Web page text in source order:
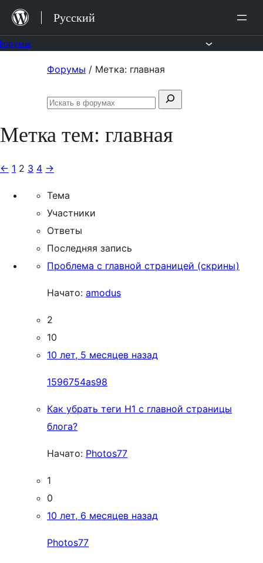
Перейти
содержимому
Русский
содержимому
Форумы / Метка: главная
Поиск:
Искать
Метка тем: главная
← 1 2 3 4 →
Тема
Участники
Ответы
Последняя запись
Проблема с главной страницей (скрины)
Начато: amodus
2
10
10 лет, 5 месяцев назад
1596754as98
Как убрать теги Н1 с главной страницы
блога?
Начато: Photos77
1
0
10 лет, 6 месяцев назад
Photos77